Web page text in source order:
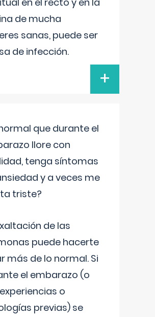
de mucha
sanas, puede ser
de infección.
+
que durante el
llore con
tenga síntomas
y a veces me
triste?
de las
puede hacerte
más de lo normal. Si
el embarazo (o
o
previas) se